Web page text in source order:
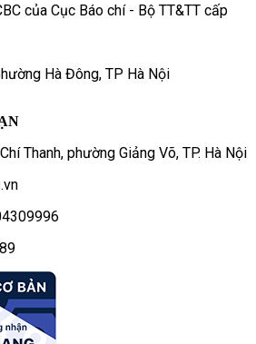
của Cục Báo chí - Bộ TT&TT cấp
Hà Đông, TP Hà Nội
Thanh, phường Giảng Võ, TP. Hà Nội